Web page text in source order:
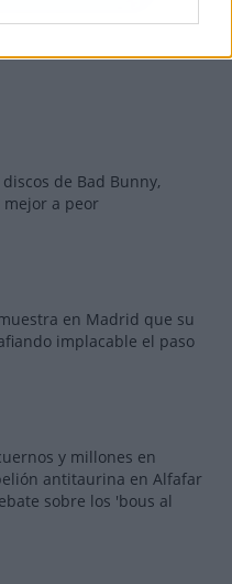
de Bad Bunny,
a peor
en Madrid que su
implacable el paso
y millones en
antitaurina en Alfafar
sobre los 'bous al